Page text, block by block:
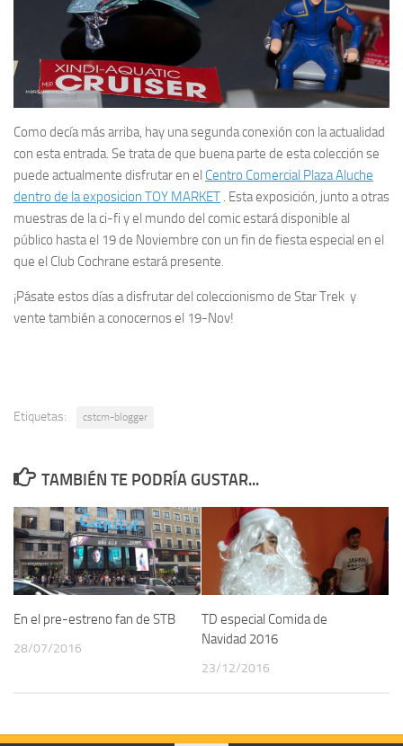
Como decía más arriba, hay una segunda conexión con la actualidad
con esta entrada. Se trata de que buena parte de esta colección se
puede actualmente disfrutar en el Centro Comercial Plaza Aluche
dentro de la exposicion TOY MARKET . Esta exposición, junto a otras
muestras de la ci-fi y el mundo del comic estará disponible al
público hasta el 19 de Noviembre con un fin de fiesta especial en el
que el Club Cochrane estará presente.
¡Pásate estos días a disfrutar del coleccionismo de Star Trek y
vente también a conocernos el 19-Nov!
Etiquetas: cstcm-blogger
TAMBIÉN TE PODRÍA GUSTAR...
En el pre-estreno fan de STB
28/07/2016
TD especial Comida de
Navidad 2016
23/12/2016